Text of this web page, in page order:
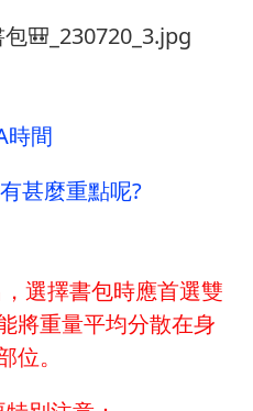
時間
甚麼重點呢?
選擇書包時應首選雙
將重量平均分散在身
位。